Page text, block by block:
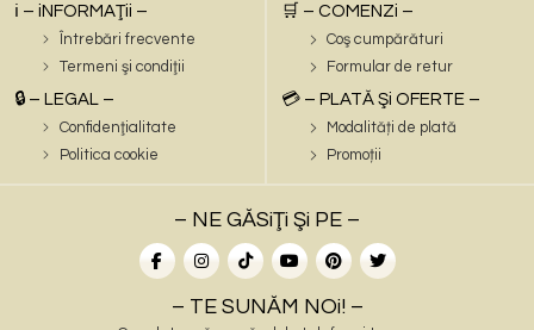
ℹ️ – iNFORMAŢii –
Întrebări frecvente
Termeni şi condiţii
🔒 – LEGAL –
Confidenţialitate
Politica cookie
🛒 – COMENZi –
Coş cumpărături
Formular de retur
💳 – PLATĂ Şi OFERTE –
Modalități de plată
Promoții
– NE GĂSiŢi Şi PE –
– TE SUNĂM NOi! –